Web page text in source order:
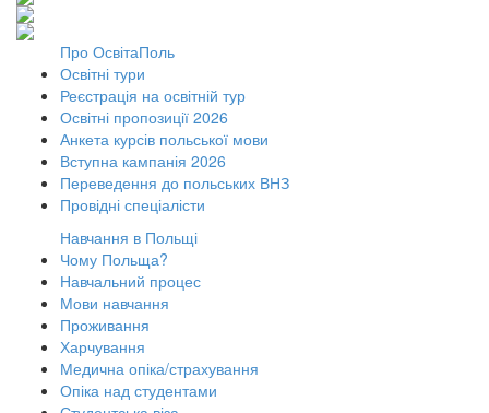
Про ОсвітаПоль
Освітні тури
Реєстрація на освітній тур
Освітні пропозиції 2026
Анкета курсів польської мови
Вступна кампанія 2026
Переведення до польських ВНЗ
Провідні спеціалісти
Навчання в Польщі
Чому Польща?
Навчальний процес
Мови навчання
Проживання
Харчування
Медична опіка/страхування
Опіка над студентами